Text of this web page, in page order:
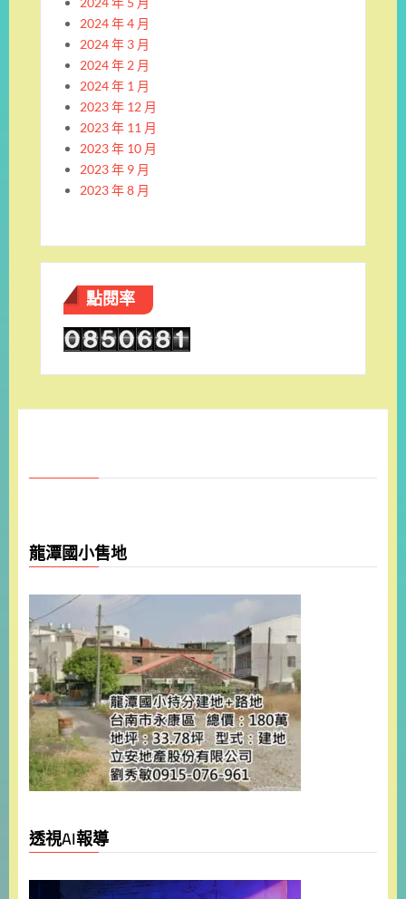
2024 年 4 月
2024 年 3 月
2024 年 2 月
2024 年 1 月
2023 年 12 月
2023 年 11 月
2023 年 10 月
2023 年 9 月
2023 年 8 月
點閱率
龍潭國小售地
透視AI報導